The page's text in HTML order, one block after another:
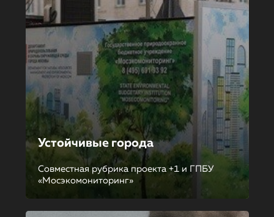
Устойчивые города
Совместная рубрика проекта +1 и ГПБУ
«Мосэкомониторинг»